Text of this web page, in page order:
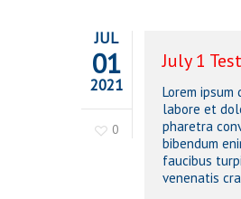
JUL
01
2021
0
July 1 Test
Lorem
labore et
pharetra
bibendum
faucibus
venenatis